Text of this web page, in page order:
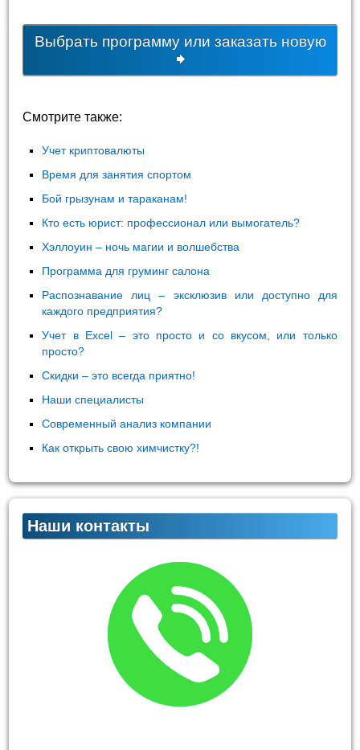
Выбрать программу или заказать новую
Смотрите также:
Учет криптовалюты
Время для занятия спортом
Бой грызунам и тараканам!
Кто есть юрист: профессионал или вымогатель?
Хэллоуин – ночь магии и волшебства
Программа для груминг салона
Распознавание лиц – эксклюзив или доступно для
каждого предприятия?
Учет в Excel – это просто и со вкусом, или только
просто?
Скидки – это всегда приятно!
Наши специалисты
Современный анализ компании
Как открыть свою химчистку?!
Наши контакты